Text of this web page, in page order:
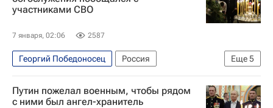
участниками СВО
7 января, 02:06 2587
Еще5
Георгий Победоносец
Россия
Ново-Огарево (Московская область)
Московская область (Подмосковье)
Путин пожелал военным, чтобы рядом
с ними был ангел-хранитель